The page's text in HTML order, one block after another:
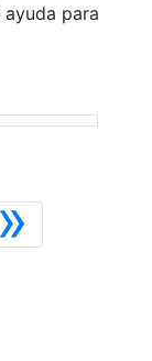
para
Siguiente